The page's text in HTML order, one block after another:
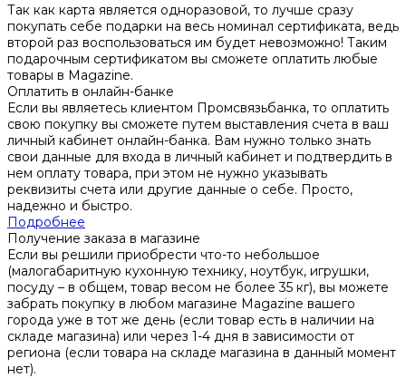
Так как карта является одноразовой, то лучше сразу
покупать себе подарки на весь номинал сертификата, ведь
второй раз воспользоваться им будет невозможно! Таким
подарочным сертификатом вы сможете оплатить любые
товары в Magazine.
Оплатить в онлайн-банке
Если вы являетесь клиентом Промсвязьбанка, то оплатить
свою покупку вы сможете путем выставления счета в ваш
личный кабинет онлайн-банка. Вам нужно только знать
свои данные для входа в личный кабинет и подтвердить в
нем оплату товара, при этом не нужно указывать
реквизиты счета или другие данные о себе. Просто,
надежно и быстро.
Подробнее
Получение заказа в магазине
Если вы решили приобрести что-то небольшое
(малогабаритную кухонную технику, ноутбук, игрушки,
посуду – в общем, товар весом не более 35 кг), вы можете
забрать покупку в любом магазине Magazine вашего
города уже в тот же день (если товар есть в наличии на
складе магазина) или через 1-4 дня в зависимости от
региона (если товара на складе магазина в данный момент
нет).